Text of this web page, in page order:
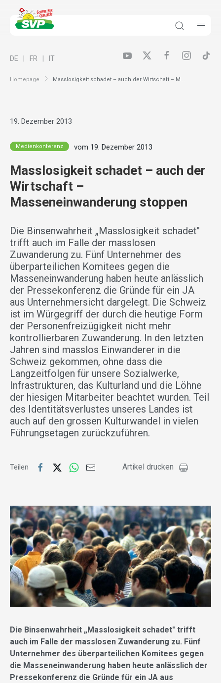
Homepage Masslosigkeit schadet – auch der Wirtschaft – M...
DE FR IT
19. Dezember 2013
Medienkonferenz vom 19. Dezember 2013
Masslosigkeit schadet – auch der
Wirtschaft –
Masseneinwanderung stoppen
Die Binsenwahrheit „Masslosigkeit schadet"
trifft auch im Falle der masslosen
Zuwanderung zu. Fünf Unternehmer des
überparteilichen Komitees gegen die
Masseneinwanderung haben heute anlässlich
der Pressekonferenz die Gründe für ein JA
aus Unternehmersicht dargelegt. Die Schweiz
ist im Würgegriff der durch die heutige Form
der Personenfreizügigkeit nicht mehr
kontrollierbaren Zuwanderung. In den letzten
Jahren sind masslos Einwanderer in die
Schweiz gekommen, ohne dass die
Langzeitfolgen für unsere Sozialwerke,
Infrastrukturen, das Kulturland und die Löhne
der hiesigen Mitarbeiter beachtet wurden. Teil
des Identitätsverlustes unseres Landes ist
auch auf den grossen Kulturwandel in vielen
Führungsetagen zurückzuführen.
Teilen Artikel drucken
Die Binsenwahrheit „Masslosigkeit schadet" trifft
auch im Falle der masslosen Zuwanderung zu. Fünf
Unternehmer des überparteilichen Komitees gegen
die Masseneinwanderung haben heute anlässlich der
Pressekonferenz die Gründe für ein JA aus